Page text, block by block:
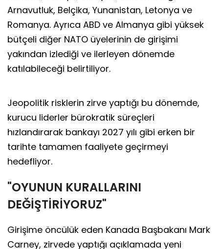
Arnavutluk, Belçika, Yunanistan, Letonya ve
Romanya. Ayrıca ABD ve Almanya gibi yüksek
bütçeli diğer NATO üyelerinin de girişimi
yakından izlediği ve ilerleyen dönemde
katılabileceği belirtiliyor.
Jeopolitik risklerin zirve yaptığı bu dönemde,
kurucu liderler bürokratik süreçleri
hızlandırarak bankayı 2027 yılı gibi erken bir
tarihte tamamen faaliyete geçirmeyi
hedefliyor.
"OYUNUN KURALLARINI
DEĞİŞTİRİYORUZ"
Girişime öncülük eden Kanada Başbakanı Mark
Carney, zirvede yaptığı açıklamada yeni